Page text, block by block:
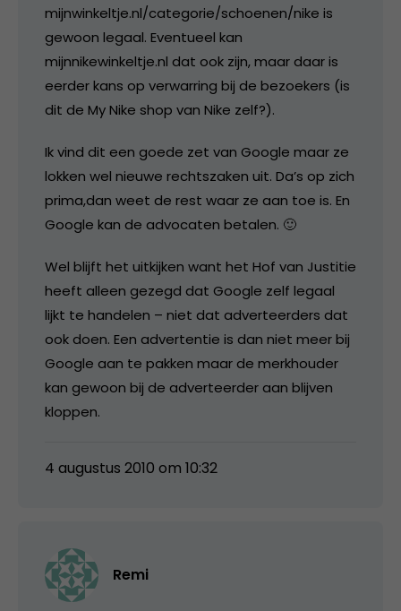
mijnwinkeltje.nl/categorie/schoenen/nike is
gewoon legaal. Eventueel kan
mijnnikewinkeltje.nl dat ook zijn, maar daar is
eerder kans op verwarring bij de bezoekers (is
dit de My Nike shop van Nike zelf?).
Ik vind dit een goede zet van Google maar ze
lokken wel nieuwe rechtszaken uit. Da’s op zich
prima,dan weet de rest waar ze aan toe is. En
Google kan de advocaten betalen. 🙂
Wel blijft het uitkijken want het Hof van Justitie
heeft alleen gezegd dat Google zelf legaal
lijkt te handelen – niet dat adverteerders dat
ook doen. Een advertentie is dan niet meer bij
Google aan te pakken maar de merkhouder
kan gewoon bij de adverteerder aan blijven
kloppen.
4 augustus 2010 om 10:32
Remi